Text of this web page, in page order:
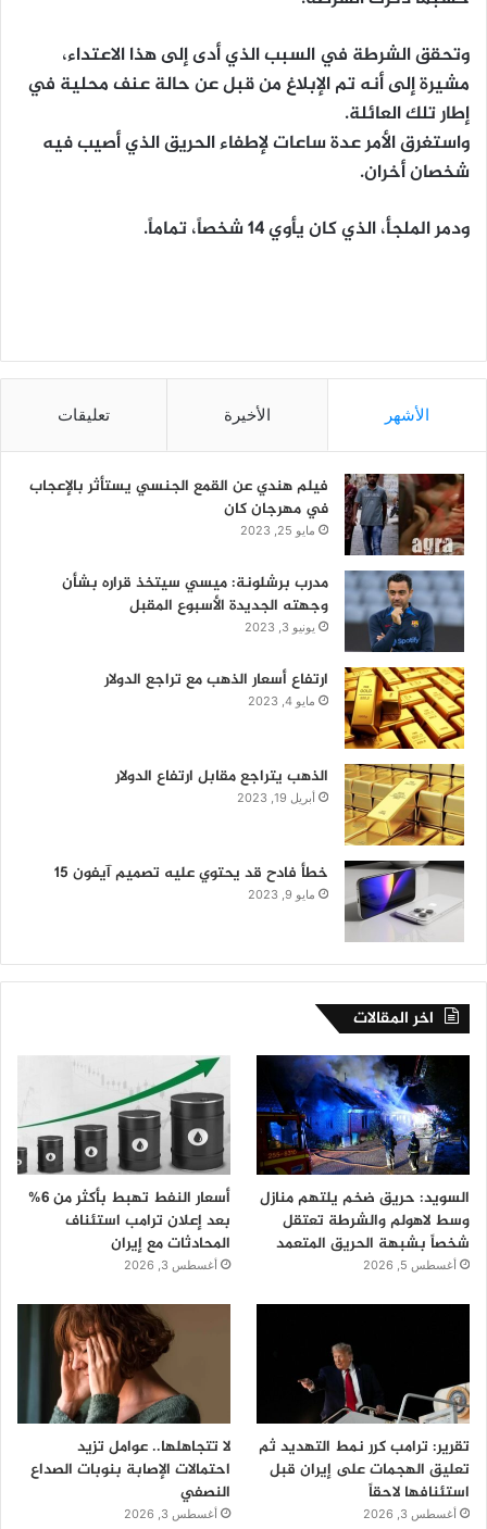
وتحقق الشرطة في السبب الذي أدى إلى هذا الاعتداء،
مشيرة إلى أنه تم الإبلاغ من قبل عن حالة عنف محلية في
إطار تلك العائلة.
واستغرق الأمر عدة ساعات لإطفاء الحريق الذي أصيب فيه
شخصان أخران.
ودمر الملجأ، الذي كان يأوي 14 شخصاً، تماماً.
الأشهر الأخيرة تعليقات
فيلم هندي عن القمع الجنسي يستأثر بالإعجاب
في مهرجان كان
مايو 25, 2023
مدرب برشلونة: ميسي سيتخذ قراره بشأن
وجهته الجديدة الأسبوع المقبل
يونيو 3, 2023
ارتفاع أسعار الذهب مع تراجع الدولار
مايو 4, 2023
الذهب يتراجع مقابل ارتفاع الدولار
أبريل 19, 2023
خطأ فادح قد يحتوي عليه تصميم آيفون 15
مايو 9, 2023
اخر المقالات
السويد: حريق ضخم يلتهم منازل
وسط لاهولم والشرطة تعتقل
شخصاً بشبهة الحريق المتعمد
أغسطس 5, 2026
أسعار النفط تهبط بأكثر من 6%
بعد إعلان ترامب استئناف
المحادثات مع إيران
أغسطس 3, 2026
تقرير: ترامب كرر نمط التهديد ثم
تعليق الهجمات على إيران قبل
استئنافها لاحقاً
أغسطس 3, 2026
لا تتجاهلها.. عوامل تزيد
احتمالات الإصابة بنوبات الصداع
النصفي
أغسطس 3, 2026